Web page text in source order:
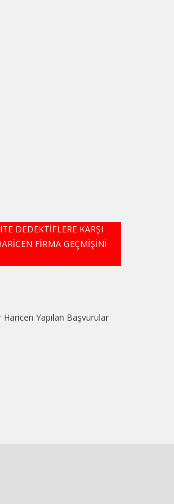
DEDEKTİFLERE KARŞI
FİRMA GEÇMİŞİNİ
Haricen Yapılan Başvurular